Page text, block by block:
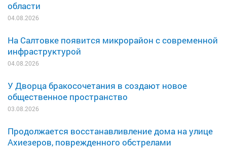
области
04.08.2026
На Салтовке появится микрорайон с современной
инфраструктурой
04.08.2026
У Дворца бракосочетания в создают новое
общественное пространство
03.08.2026
Продолжается восстанавливление дома на улице
Ахиезеров, поврежденного обстрелами